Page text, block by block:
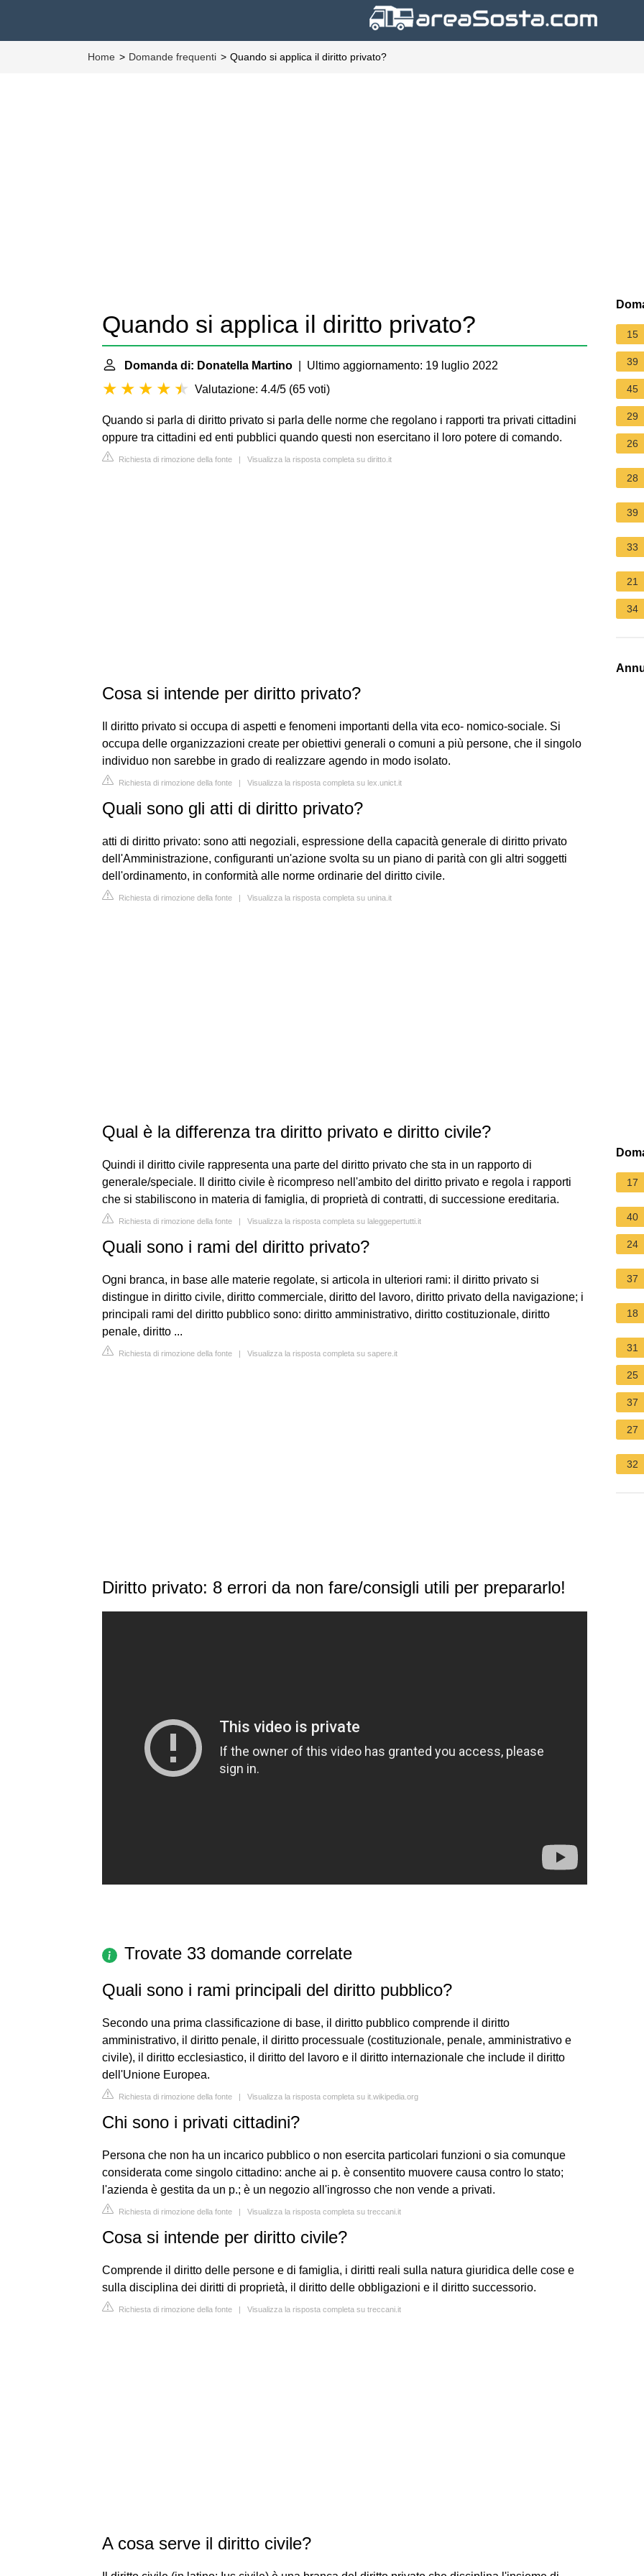
Home Domande frequenti Quando si applica il diritto privato?
Quando si applica il diritto privato?
Domanda di: Donatella Martino | Ultimo aggiornamento: 19 luglio 2022
Valutazione: 4.4/5 (65 voti)
Quando si parla di diritto privato si parla delle norme che regolano i rapporti tra privati cittadini
oppure tra cittadini ed enti pubblici quando questi non esercitano il loro potere di comando.
Richiesta di rimozione della fonte | Visualizza la risposta completa su diritto.it
Cosa si intende per diritto privato?
Il diritto privato si occupa di aspetti e fenomeni importanti della vita eco- nomico-sociale. Si
occupa delle organizzazioni create per obiettivi generali o comuni a più persone, che il singolo
individuo non sarebbe in grado di realizzare agendo in modo isolato.
Richiesta di rimozione della fonte | Visualizza la risposta completa su lex.unict.it
Quali sono gli atti di diritto privato?
atti di diritto privato: sono atti negoziali, espressione della capacità generale di diritto privato
dell'Amministrazione, configuranti un'azione svolta su un piano di parità con gli altri soggetti
dell'ordinamento, in conformità alle norme ordinarie del diritto civile.
Richiesta di rimozione della fonte | Visualizza la risposta completa su unina.it
Qual è la differenza tra diritto privato e diritto civile?
Quindi il diritto civile rappresenta una parte del diritto privato che sta in un rapporto di
generale/speciale. Il diritto civile è ricompreso nell'ambito del diritto privato e regola i rapporti
che si stabiliscono in materia di famiglia, di proprietà di contratti, di successione ereditaria.
Richiesta di rimozione della fonte | Visualizza la risposta completa su laleggepertutti.it
Quali sono i rami del diritto privato?
Ogni branca, in base alle materie regolate, si articola in ulteriori rami: il diritto privato si
distingue in diritto civile, diritto commerciale, diritto del lavoro, diritto privato della navigazione; i
principali rami del diritto pubblico sono: diritto amministrativo, diritto costituzionale, diritto
penale, diritto ...
Richiesta di rimozione della fonte | Visualizza la risposta completa su sapere.it
Diritto privato: 8 errori da non fare/consigli utili per prepararlo!
Trovate 33 domande correlate
Quali sono i rami principali del diritto pubblico?
Secondo una prima classificazione di base, il diritto pubblico comprende il diritto
amministrativo, il diritto penale, il diritto processuale (costituzionale, penale, amministrativo e
civile), il diritto ecclesiastico, il diritto del lavoro e il diritto internazionale che include il diritto
dell'Unione Europea.
Richiesta di rimozione della fonte | Visualizza la risposta completa su it.wikipedia.org
Chi sono i privati cittadini?
Persona che non ha un incarico pubblico o non esercita particolari funzioni o sia comunque
considerata come singolo cittadino: anche ai p. è consentito muovere causa contro lo stato;
l'azienda è gestita da un p.; è un negozio all'ingrosso che non vende a privati.
Richiesta di rimozione della fonte | Visualizza la risposta completa su treccani.it
Cosa si intende per diritto civile?
Comprende il diritto delle persone e di famiglia, i diritti reali sulla natura giuridica delle cose e
sulla disciplina dei diritti di proprietà, il diritto delle obbligazioni e il diritto successorio.
Richiesta di rimozione della fonte | Visualizza la risposta completa su treccani.it
A cosa serve il diritto civile?
15
39
45
29
26
28
39
33
21
34
17
40
24
37
18
31
25
37
27
32